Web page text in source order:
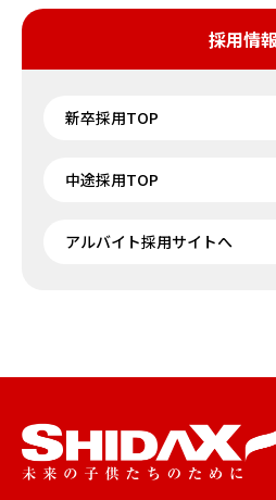
採用情
新卒採用TOP
中途採用TOP
アルバイト採用サイトへ